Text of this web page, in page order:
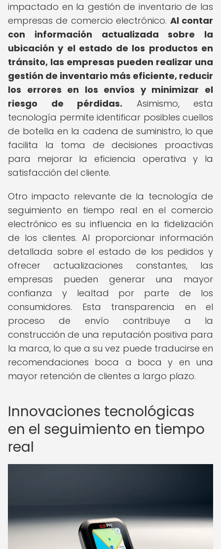
impactado en la gestión de inventario de las
empresas de comercio electrónico. Al contar
con información actualizada sobre la
ubicación y el estado de los productos en
tránsito, las empresas pueden realizar una
gestión de inventario más eficiente, reducir
los errores en los envíos y minimizar el
riesgo de pérdidas. Asimismo, esta
tecnología permite identificar posibles cuellos
de botella en la cadena de suministro, lo que
facilita la toma de decisiones proactivas
para mejorar la eficiencia operativa y la
satisfacción del cliente.
Otro impacto relevante de la tecnología de
seguimiento en tiempo real en el comercio
electrónico es su influencia en la fidelización
de los clientes. Al proporcionar información
detallada sobre el estado de los pedidos y
ofrecer actualizaciones constantes, las
empresas pueden generar una mayor
confianza y lealtad por parte de los
consumidores. Esta transparencia en el
proceso de envío contribuye a la
construcción de una reputación positiva para
la marca, lo que a su vez puede traducirse en
recomendaciones boca a boca y en una
mayor retención de clientes a largo plazo.
Innovaciones tecnológicas
en el seguimiento en tiempo
real